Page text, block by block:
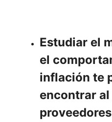
Estudiar el
el
inflación te
encontrar